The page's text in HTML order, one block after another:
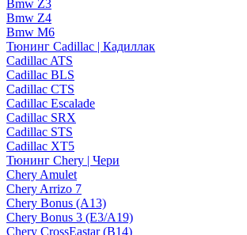
Bmw Z3
Bmw Z4
Bmw М6
Тюнинг Cadillac | Кадиллак
Cadillac ATS
Cadillac BLS
Cadillac CTS
Cadillac Escalade
Cadillac SRX
Cadillac STS
Cadillac XT5
Тюнинг Chery | Чери
Chery Amulet
Chery Arrizo 7
Chery Bonus (A13)
Chery Bonus 3 (E3/A19)
Chery CrossEastar (B14)